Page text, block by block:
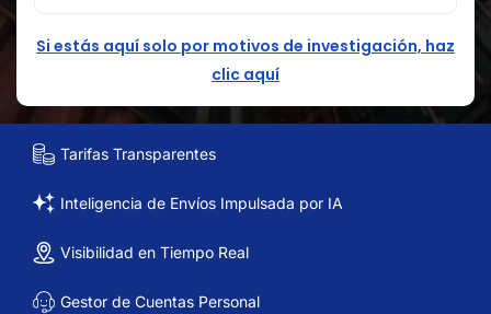
Si estás aquí solo por motivos de investigación, haz
clic aquí
Tarifas Transparentes
Inteligencia de Envíos Impulsada por IA
Visibilidad en Tiempo Real
Gestor de Cuentas Personal